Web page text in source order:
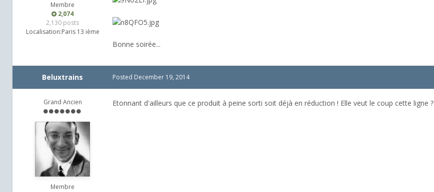
Membre
2,074
2,130 posts
Localisation:Paris 13 ième
Bonne soirée...
Beluxtrains
Grand Ancien
Membre
Posted December 19, 2014
Etonnant d'ailleurs que ce produit à peine sorti soit déjà en réduction ! Elle veut le coup cette ligne ?